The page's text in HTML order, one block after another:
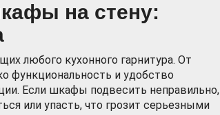
на стену:
любого кухонного гарнитура. От
функциональность и удобство
Если шкафы подвесить неправильно,
или упасть, что грозит серьезными